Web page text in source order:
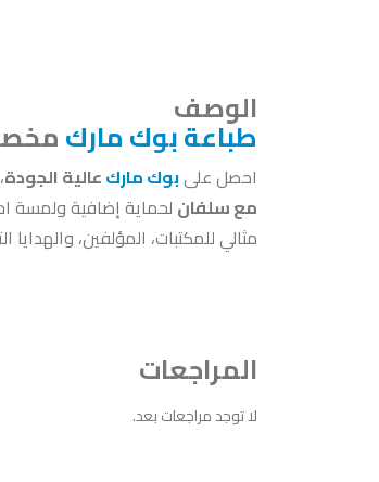
الوصف
طباعة بوك مارك
احصل علىبوك ماركعالية الجودة
مع سلفان لحماية إضافية ولمسة
مثالي للمكتبات، المؤلفين، والهدايا
المراجعات
لا توجد مراجعات بعد.